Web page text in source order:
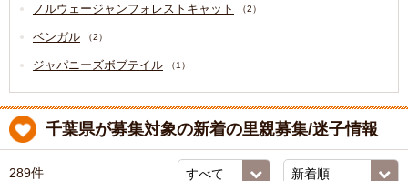
ノルウェージャンフォレストキャット （2）
ベンガル （2）
ジャパニーズボブテイル （1）
千葉県が募集対象の新着の里親募集/迷子情報
289件